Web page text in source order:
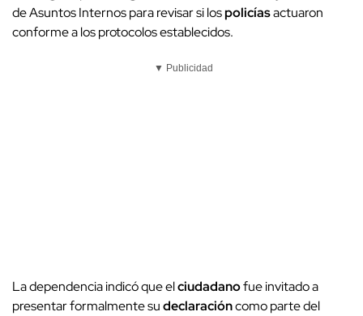
de Asuntos Internos para revisar si lospolicíasactuaron
conforme a los protocolos establecidos.
▼ Publicidad
La dependencia indicó que elciudadanofue invitado a
presentar formalmente sudeclaracióncomo parte del